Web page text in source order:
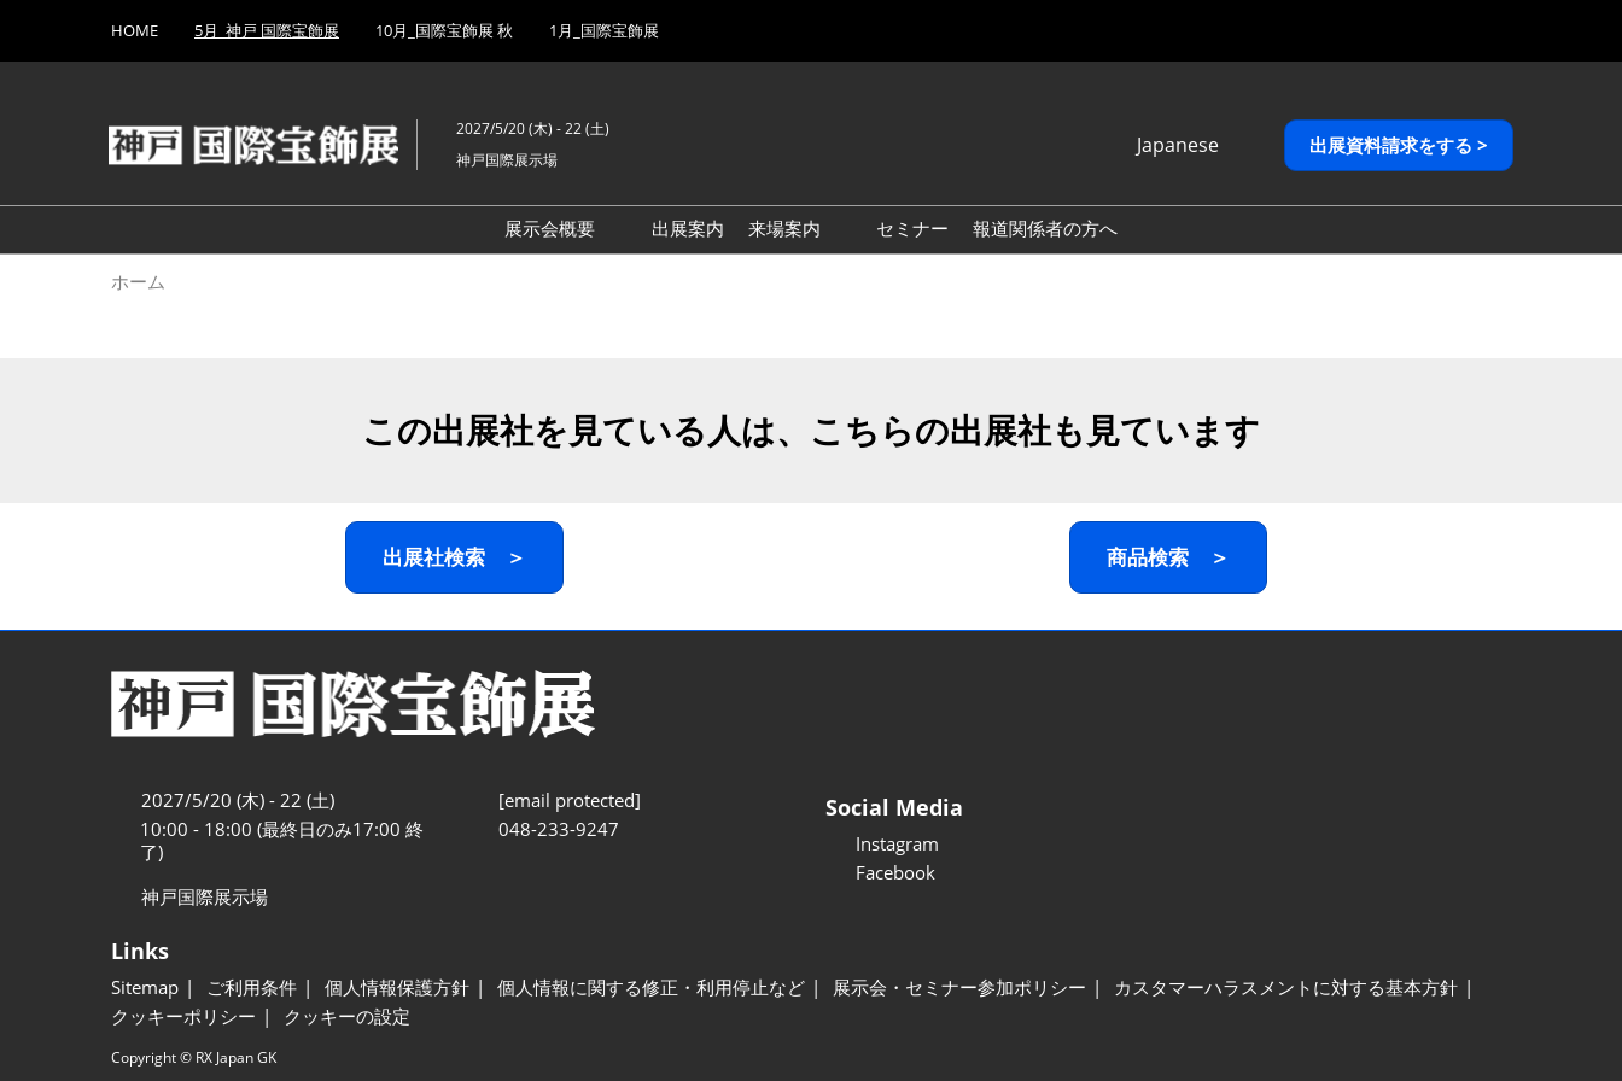
キ
し
て
to
HOME 5月_神戸 国際宝飾展 10月_国際宝飾展 秋 1月_国際宝飾展
2027/5/20 (木) - 22 (土)
神戸国際展示場
Japanese
English
繁體中文
出展資料請求をする >
展示会概要
出展案内
来場案内
セミナー 報道関係者の方へ
ホーム
この出展社を見ている人は、こちらの出展社も見ています
出展社検索 ＞ 商品検索 ＞
2027/5/20 (木) - 22 (土)
10:00 - 18:00 (最終日のみ17:00 終
了)
神戸国際展示場
[email protected]
048-233-9247
Social Media
Instagram
Facebook
Links
Sitemap ご利用条件 個人情報保護方針 個人情報に関する修正・利用停止など 展示会・セミナー参加ポリシー
カスタマーハラスメントに対する基本方針
クッキーポリシー
クッキーの設定
Copyright © RX Japan GK